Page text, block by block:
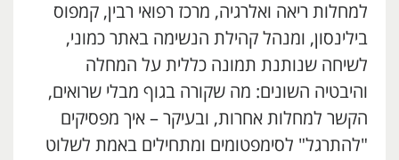
למחלות ריאה ואלרגיה, מרכז רפואי רבין, קמפוס
בילינסון, ומנהל קהילת הנשימה באתר כמוני,
לשיחה שנותנת תמונה כללית על המחלה
והיבטיה השונים: מה שקורה בגוף מבלי שרואים,
הקשר למחלות אחרות, ובעיקר – איך מפסיקים
"להתרגל" לסימפטומים ומתחילים באמת לשלוט